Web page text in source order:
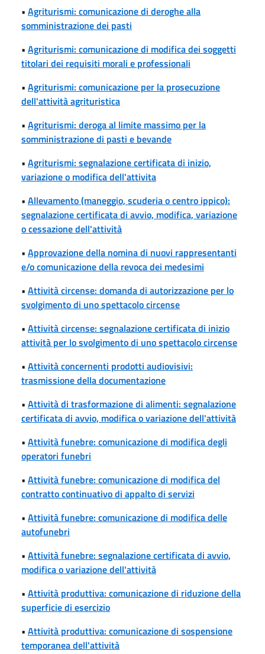
• Agriturismi: comunicazione di deroghe alla
somministrazione dei pasti
• Agriturismi: comunicazione di modifica dei soggetti
titolari dei requisiti morali e professionali
• Agriturismi: comunicazione per la prosecuzione
dell'attività agrituristica
• Agriturismi: deroga al limite massimo per la
somministrazione di pasti e bevande
• Agriturismi: segnalazione certificata di inizio,
variazione o modifica dell'attivita
• Allevamento (maneggio, scuderia o centro ippico):
segnalazione certificata di avvio, modifica, variazione
o cessazione dell'attività
• Approvazione della nomina di nuovi rappresentanti
e/o comunicazione della revoca dei medesimi
• Attività circense: domanda di autorizzazione per lo
svolgimento di uno spettacolo circense
• Attività circense: segnalazione certificata di inizio
attività per lo svolgimento di uno spettacolo circense
• Attività concernenti prodotti audiovisivi:
trasmissione della documentazione
• Attività di trasformazione di alimenti: segnalazione
certificata di avvio, modifica o variazione dell'attività
• Attività funebre: comunicazione di modifica degli
operatori funebri
• Attività funebre: comunicazione di modifica del
contratto continuativo di appalto di servizi
• Attività funebre: comunicazione di modifica delle
autofunebri
• Attività funebre: segnalazione certificata di avvio,
modifica o variazione dell'attività
• Attività produttiva: comunicazione di riduzione della
superficie di esercizio
• Attività produttiva: comunicazione di sospensione
temporanea dell'attività